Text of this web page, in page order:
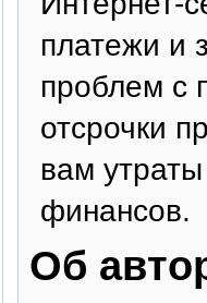
платежи и
проблем с
отсрочки
вам
финансов.
Об